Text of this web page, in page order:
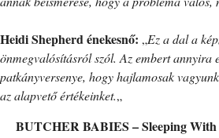
Heidi Shepherd énekesnő: „Ez a dal a
önmegvalósításról szól. Az embert annyira
patkányversenye, hogy hajlamosak
az alapvető értékeinket.„
BUTCHER BABIES – Sleeping With